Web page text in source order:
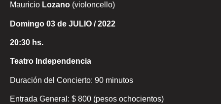
Mauricio Lozano (violoncello)
Domingo 03 de JULIO / 2022
20:30 hs.
Teatro Independencia
Duración del Concierto: 90 minutos
Entrada General: $ 800 (pesos ochocientos)